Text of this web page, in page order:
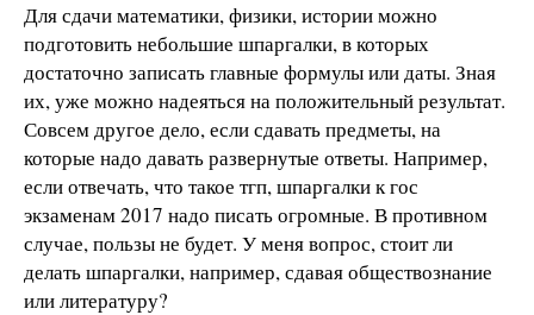
Для сдачи математики, физики, истории можно
подготовить небольшие шпаргалки, в которых
достаточно записать главные формулы или даты. Зная
их, уже можно надеяться на положительный результат.
Совсем другое дело, если сдавать предметы, на
которые надо давать развернутые ответы. Например,
если отвечать, что такое тгп, шпаргалки к гос
экзаменам 2017 надо писать огромные. В противном
случае, пользы не будет. У меня вопрос, стоит ли
делать шпаргалки, например, сдавая обществознание
или литературу?